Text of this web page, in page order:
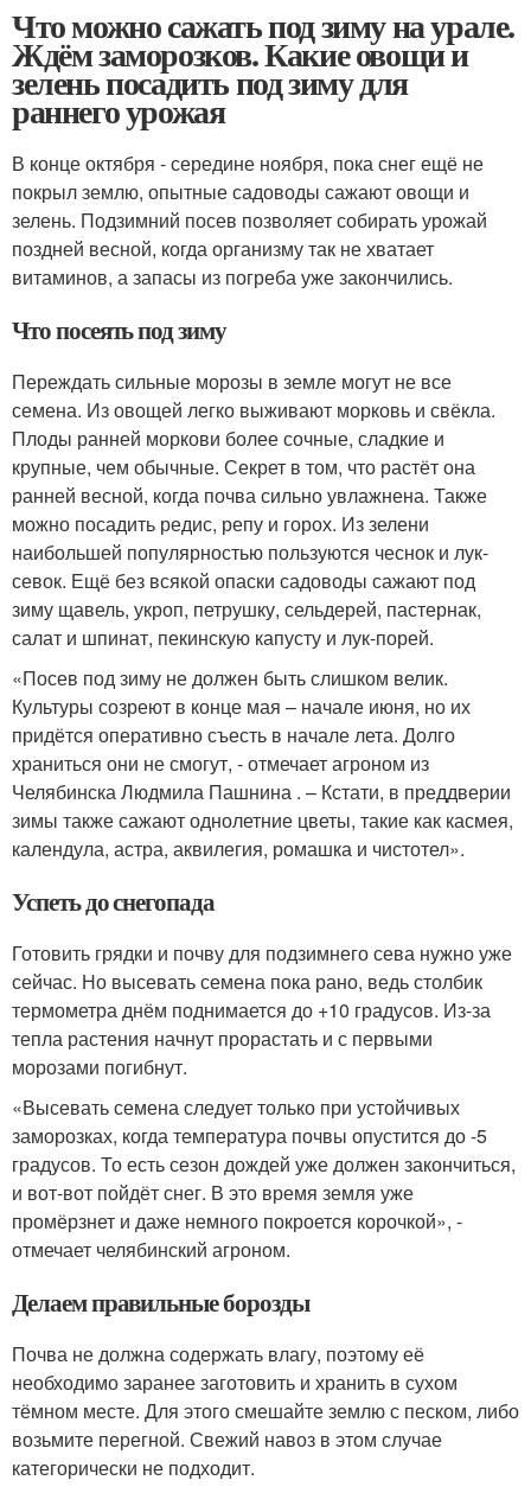
Что можно сажать под зиму на урале.
Ждём заморозков. Какие овощи и
зелень посадить под зиму для
раннего урожая
В конце октября - середине ноября, пока снег ещё не
покрыл землю, опытные садоводы сажают овощи и
зелень. Подзимний посев позволяет собирать урожай
поздней весной, когда организму так не хватает
витаминов, а запасы из погреба уже закончились.
Что посеять под зиму
Переждать сильные морозы в земле могут не все
семена. Из овощей легко выживают морковь и свёкла.
Плоды ранней моркови более сочные, сладкие и
крупные, чем обычные. Секрет в том, что растёт она
ранней весной, когда почва сильно увлажнена. Также
можно посадить редис, репу и горох. Из зелени
наибольшей популярностью пользуются чеснок и лук-
севок. Ещё без всякой опаски садоводы сажают под
зиму щавель, укроп, петрушку, сельдерей, пастернак,
салат и шпинат, пекинскую капусту и лук-порей.
«Посев под зиму не должен быть слишком велик.
Культуры созреют в конце мая – начале июня, но их
придётся оперативно съесть в начале лета. Долго
храниться они не смогут, - отмечает агроном из
Челябинска Людмила Пашнина . – Кстати, в преддверии
зимы также сажают однолетние цветы, такие как касмея,
календула, астра, аквилегия, ромашка и чистотел».
Успеть до снегопада
Готовить грядки и почву для подзимнего сева нужно уже
сейчас. Но высевать семена пока рано, ведь столбик
термометра днём поднимается до +10 градусов. Из-за
тепла растения начнут прорастать и с первыми
морозами погибнут.
«Высевать семена следует только при устойчивых
заморозках, когда температура почвы опустится до -5
градусов. То есть сезон дождей уже должен закончиться,
и вот-вот пойдёт снег. В это время земля уже
промёрзнет и даже немного покроется корочкой», -
отмечает челябинский агроном.
Делаем правильные борозды
Почва не должна содержать влагу, поэтому её
необходимо заранее заготовить и хранить в сухом
тёмном месте. Для этого смешайте землю с песком, либо
возьмите перегной. Свежий навоз в этом случае
категорически не подходит.